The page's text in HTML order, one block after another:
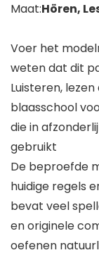
Maat:Hören,
Voer het
weten dat dit
Luisteren,
blaasschool
die in
gebruikt
De beproefde
huidige regels
bevat veel
en originele
oefenen